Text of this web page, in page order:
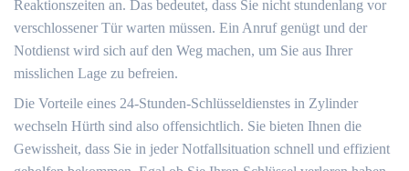
Reaktionszeiten an.​ Das bedeutet, dass Sie nicht stundenlang vor
verschlossener Tür warten müssen.​ Ein Anruf genügt und der
Notdienst wird sich auf den Weg machen, um Sie aus Ihrer
misslichen Lage zu befreien.​
Die Vorteile eines 24-Stunden-Schlüsseldienstes in Zylinder
wechseln Hürth sind also offensichtlich. Sie bieten Ihnen die
Gewissheit, dass Sie in jeder Notfallsituation schnell und effizient